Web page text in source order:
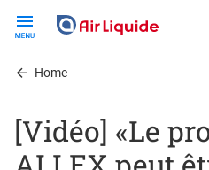
contentHome
[Vidéo] «Le